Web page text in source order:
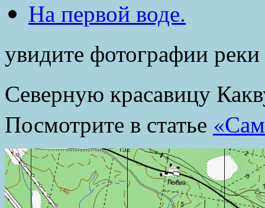
На первой воде.
увидите фотографии
Северную красавицу
Посмотрите в статье